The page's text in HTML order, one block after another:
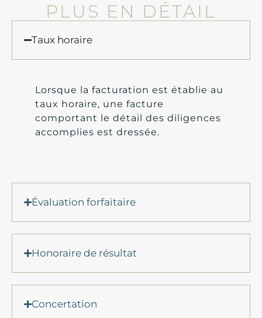
PLUS EN DÉTAIL
Taux horaire
Lorsque la facturation est établie au
taux horaire, une facture
comportant le détail des diligences
accomplies est dressée.
Évaluation forfaitaire
Honoraire de résultat
Concertation